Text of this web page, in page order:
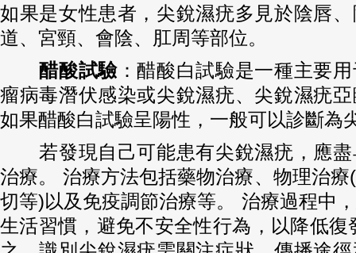
如果是女性患者，尖銳濕疣多見於陰唇
道、宮頸、會陰、肛周等部位。
醋酸試驗：醋酸白試驗是一種主要
瘤病毒潛伏感染或尖銳濕疣、尖銳濕疣
如果醋酸白試驗呈陽性，一般可以診斷為
若發現自己可能患有尖銳濕疣，應盡
治療。 治療方法包括藥物治療、物理治
切等)以及免疫調節治療等。 治療過程中
生活習慣，避免不安全性行為，以降低復